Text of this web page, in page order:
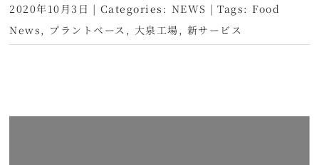
2020年10月3日 | Categories: NEWS | Tags: Food
News , プラントベース , 大泉工場 , 新サービス